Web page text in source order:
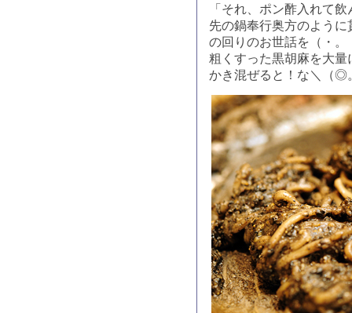
「それ、ポン酢入れて
先の鍋奉行奥方のよう
の回りのお世話を（・。
粗くすった黒胡麻を大
かき混ぜると！な＼（